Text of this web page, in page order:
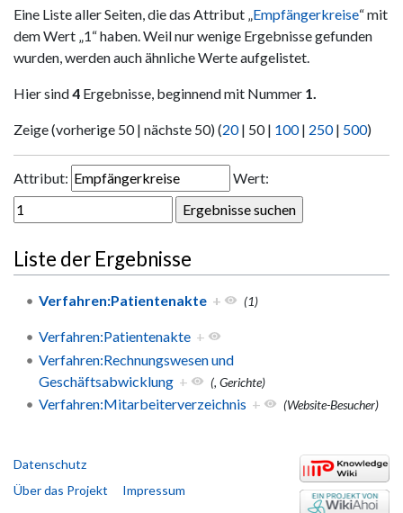
Eine Liste aller Seiten, die das Attribut „Empfängerkreise“ mit
dem Wert „1“ haben. Weil nur wenige Ergebnisse gefunden
wurden, werden auch ähnliche Werte aufgelistet.
Hier sind4 Ergebnisse, beginnend mit Nummer 1.
Zeige (vorherige 50 | nächste 50) (20| 50| 100| 250| 500)
Attribut: Wert:
Liste der Ergebnisse
Verfahren:Patientenakte + (1)
Verfahren:Patientenakte +
Verfahren:Rechnungswesen und
Geschäftsabwicklung + (, Gerichte)
Verfahren:Mitarbeiterverzeichnis + (Website-Besucher)
Datenschutz
Über das Projekt
Impressum